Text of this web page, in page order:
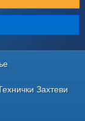
Захтеви